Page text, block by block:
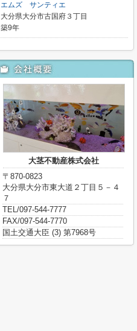
エムズ サンティエ
大分県大分市古国府３丁目
築9年
大茎不動産株式会社
〒870-0823
大分県大分市東大道２丁目５－４
７
TEL/097-544-7777
FAX/097-544-7770
国土交通大臣 (3) 第7968号